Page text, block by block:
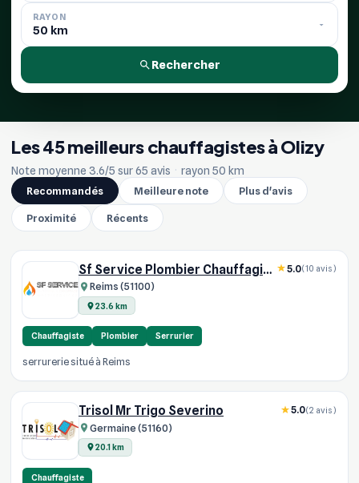
RAYON
Rechercher
Les 45 meilleurs chauffagistes à Olizy
Note moyenne 3.6/5 sur 65 avis · rayon 50 km
Recommandés
Meilleure note Plus d'avis
Proximité Récents
Sf Service Plombier Chauffagiste
Reims (51100)
23.6 km
5.0(10 avis)
Chauffagiste Plombier Serrurier
serrurerie situé à Reims
Trisol Mr Trigo Severino
Germaine (51160)
20.1 km
5.0(2 avis)
Chauffagiste